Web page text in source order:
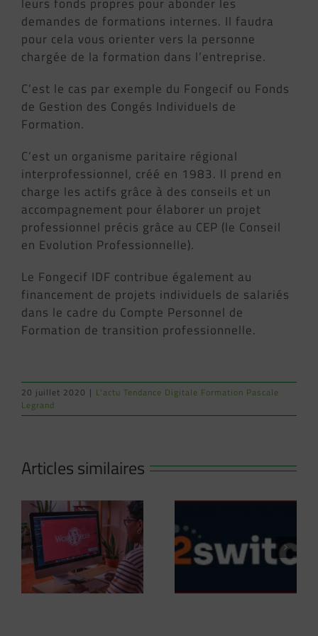
demandes de formations internes. Il faudra
pour cela vous orienter vers la personne
chargée de la formation dans l’entreprise.
C’est le cas par exemple du Fongecif ou Fonds
de Gestion des Congés Individuels de
Formation.
C’est un organisme paritaire régional
interprofessionnel, créé en 1983. Il prend en
charge les actifs grâce à des conseils et un
accompagnement pour élaborer un projet
professionnel précis grâce au CEP (le Conseil
en Evolution Professionnelle).
Le Fongecif IDF contribue également au
financement de projets individuels de salariés
dans le cadre du Compte Personnel de
Formation de transition professionnelle.
20 juillet 2020 | L'actu Tendance Digitale Formation Pascale
Legrand
Articles similaires
Comprendre la
Nouvelle Offre
02Switch
COLLECTIVE :Du
Mai 2025 à
Créez votre site
Pro avec
mois avec notre